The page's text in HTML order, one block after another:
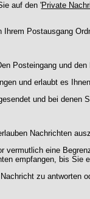
auf den 'Private
Postausgang
Posteingang und den
und erlaubt es
und bei
Nachrichten
eine
empfangen, bis
zu antworten